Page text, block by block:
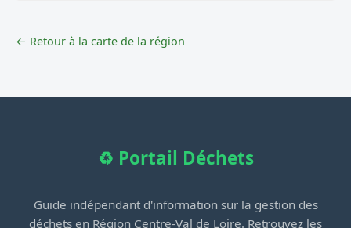
← Retour à la carte de la région
♻️ Portail Déchets
Guide indépendant d'information sur la gestion des
déchets en Région Centre-Val de Loire. Retrouvez les